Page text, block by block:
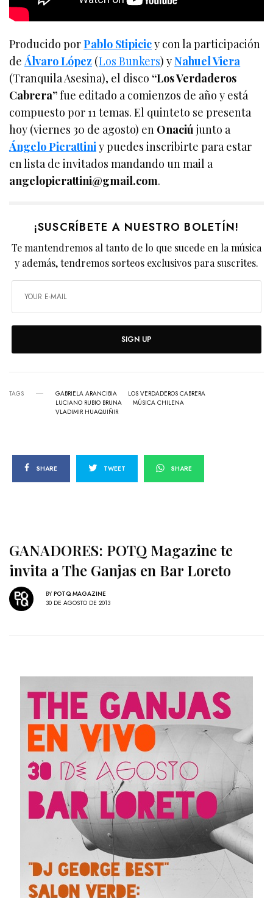
Producido porPablo Stipicicy con la participación
deÁlvaro López (Los Bunkers) yNahuel Viera
(Tranquila Asesina), el disco “Los Verdaderos
Cabrera”fue editado a comienzos de año y está
compuesto por 11 temas. El quinteto se presenta
hoy (viernes 30 de agosto) en Onaciú junto a
Ángelo Pierattiniy puedes inscribirte para estar
en lista de invitados mandando un mail a
angelopierattini@gmail.com.
¡SUSCRÍBETE A NUESTRO BOLETÍN!
Te mantendremos al tanto de lo que sucede en la música
y además, tendremos sorteos exclusivos para suscrites.
SIGN UP
TAGS GABRIELA ARANCIBIA
LOS VERDADEROS CABRERA
LUCIANO RUBIO BRUNA
MÚSICA CHILENA
VLADIMIR HUAQUIÑIR
SHARE TWEET SHARE
GANADORES: POTQ Magazine te
invita a The Ganjas en Bar Loreto
BY POTQ MAGAZINE
30 DE AGOSTO DE 2013